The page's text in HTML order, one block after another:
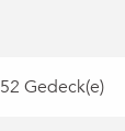
52 Gedeck(e)